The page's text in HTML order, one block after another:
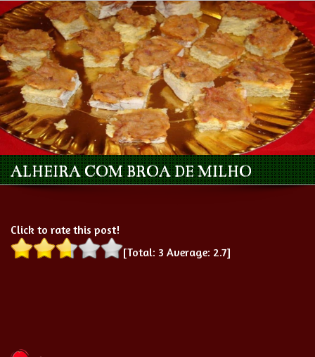
ALHEIRA COM BROA DE MILHO
Click to rate this post!
[Total: 3 Average: 2.7]